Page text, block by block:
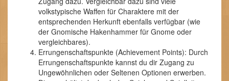
volkstypische Waffen für Charaktere mit der
entsprechenden Herkunft ebenfalls verfügbar (wie
der Gnomische Hakenhammer für Gnome oder
vergleichbares).
Errungenschaftspunkte (Achievement Points): Durch
Errungenschaftspunkte kannst du dir Zugang zu
Ungewöhnlichen oder Seltenen Optionen erwerben.